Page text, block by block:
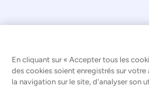
© 2026 Kaseya. Tous
Français
En cliquant sur « Accepter tous les
des cookies soient enregistrés sur
la navigation sur le site, d'analyser son